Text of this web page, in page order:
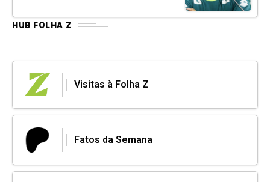
HUB FOLHA Z
Visitas à Folha Z
Fatos da Semana